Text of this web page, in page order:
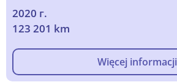
2020 г.
123 201 km
Więcej informacji